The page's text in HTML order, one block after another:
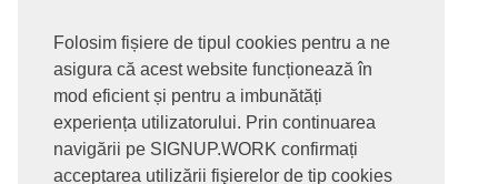
Folosim fișiere de tipul cookies pentru a ne
asigura că acest website funcționează în
mod eficient și pentru a imbunătăți
experiența utilizatorului. Prin continuarea
navigării pe SIGNUP.WORK confirmați
acceptarea utilizării fişierelor de tip cookies
© 2017-2026. Toate drepturile rezervate
SIGNUPDOTWORK SRLTermeni si conditii | Politica de
confidentialitate | Politica de livrare si anulare comanda |
Politica GDPR